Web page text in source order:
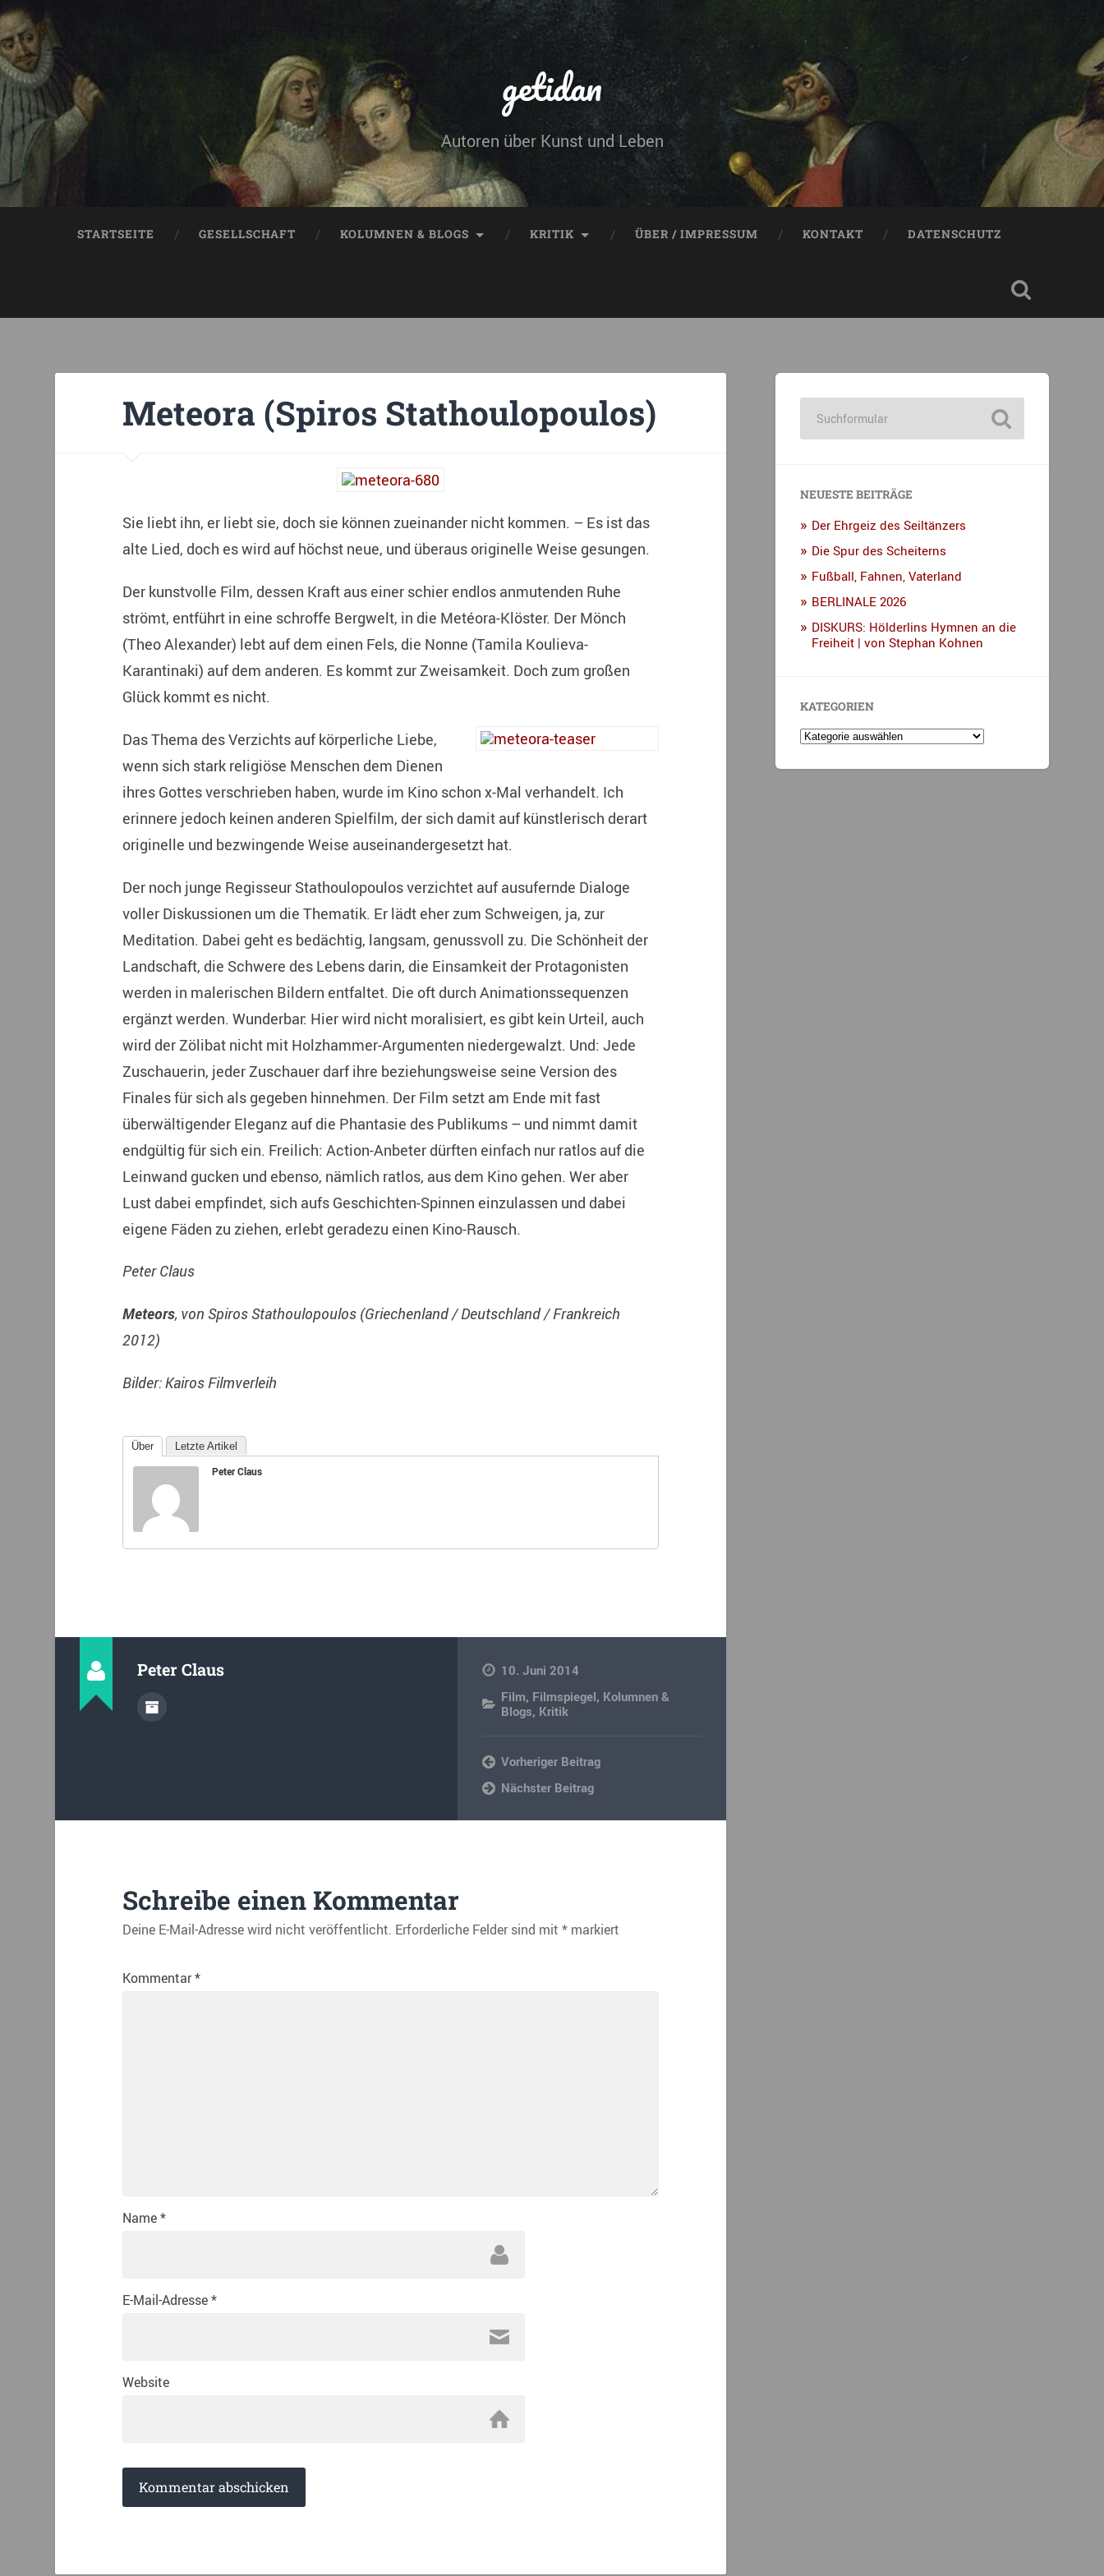
getidan
Autoren über Kunst und Leben
STARTSEITE GESELLSCHAFT KOLUMNEN & BLOGS KRITIK ÜBER / IMPRESSUM KONTAKT DATENSCHUTZ
Meteora (Spiros Stathoulopoulos)
Sie liebt ihn, er liebt sie, doch sie können zueinander nicht kommen. – Es ist das
alte Lied, doch es wird auf höchst neue, und überaus originelle Weise gesungen.
Der kunstvolle Film, dessen Kraft aus einer schier endlos anmutenden Ruhe
strömt, entführt in eine schroffe Bergwelt, in die Metéora-Klöster. Der Mönch
(Theo Alexander) lebt auf dem einen Fels, die Nonne (Tamila Koulieva-
Karantinaki) auf dem anderen. Es kommt zur Zweisamkeit. Doch zum großen
Glück kommt es nicht.
Das Thema des Verzichts auf körperliche Liebe,
wenn sich stark religiöse Menschen dem Dienen
ihres Gottes verschrieben haben, wurde im Kino schon x-Mal verhandelt. Ich
erinnere jedoch keinen anderen Spielfilm, der sich damit auf künstlerisch derart
originelle und bezwingende Weise auseinandergesetzt hat.
Der noch junge Regisseur Stathoulopoulos verzichtet auf ausufernde Dialoge
voller Diskussionen um die Thematik. Er lädt eher zum Schweigen, ja, zur
Meditation. Dabei geht es bedächtig, langsam, genussvoll zu. Die Schönheit der
Landschaft, die Schwere des Lebens darin, die Einsamkeit der Protagonisten
werden in malerischen Bildern entfaltet. Die oft durch Animationssequenzen
ergänzt werden. Wunderbar: Hier wird nicht moralisiert, es gibt kein Urteil, auch
wird der Zölibat nicht mit Holzhammer-Argumenten niedergewalzt. Und: Jede
Zuschauerin, jeder Zuschauer darf ihre beziehungsweise seine Version des
Finales für sich als gegeben hinnehmen. Der Film setzt am Ende mit fast
überwältigender Eleganz auf die Phantasie des Publikums – und nimmt damit
endgültig für sich ein. Freilich: Action-Anbeter dürften einfach nur ratlos auf die
Leinwand gucken und ebenso, nämlich ratlos, aus dem Kino gehen. Wer aber
Lust dabei empfindet, sich aufs Geschichten-Spinnen einzulassen und dabei
eigene Fäden zu ziehen, erlebt geradezu einen Kino-Rausch.
Peter Claus
Meteors, von Spiros Stathoulopoulos (Griechenland / Deutschland / Frankreich
2012)
Bilder: Kairos Filmverleih
Über Letzte Artikel
Peter Claus
Peter Claus
10. Juni 2014
Film, Filmspiegel, Kolumnen &
Blogs, Kritik
Vorheriger Beitrag
Nächster Beitrag
Schreibe einen Kommentar
Deine E-Mail-Adresse wird nicht veröffentlicht. Erforderliche Felder sind mit *markiert
Kommentar*
Name*
E-Mail-Adresse*
Website
NEUESTE BEITRÄGE
Der Ehrgeiz des Seiltänzers
Die Spur des Scheiterns
Fußball, Fahnen, Vaterland
BERLINALE 2026
DISKURS: Hölderlins Hymnen an die
Freiheit | von Stephan Kohnen
KATEGORIEN